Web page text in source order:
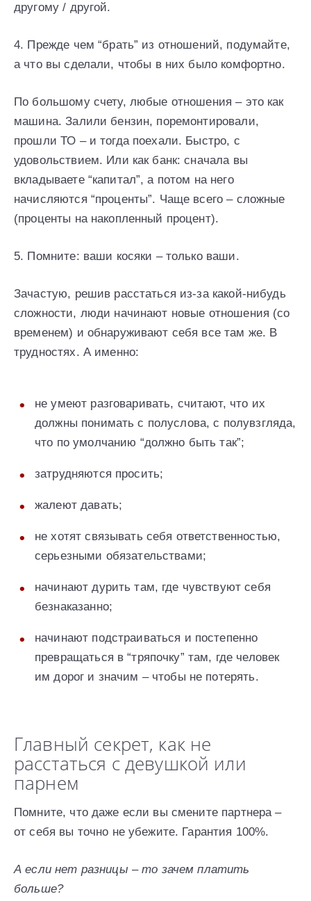
другому / другой.
4. Прежде чем “брать” из отношений, подумайте,
а что вы сделали, чтобы в них было комфортно.
По большому счету, любые отношения – это как
машина. Залили бензин, поремонтировали,
прошли ТО – и тогда поехали. Быстро, с
удовольствием. Или как банк: сначала вы
вкладываете “капитал”, а потом на него
начисляются “проценты”. Чаще всего – сложные
(проценты на накопленный процент).
5. Помните: ваши косяки – только ваши.
Зачастую, решив расстаться из-за какой-нибудь
сложности, люди начинают новые отношения (со
временем) и обнаруживают себя все там же. В
трудностях. А именно:
не умеют разговаривать, считают, что их
должны понимать с полуслова, с полувзгляда,
что по умолчанию “должно быть так”;
затрудняются просить;
жалеют давать;
не хотят связывать себя ответственностью,
серьезными обязательствами;
начинают дурить там, где чувствуют себя
безнаказанно;
начинают подстраиваться и постепенно
превращаться в “тряпочку” там, где человек
им дорог и значим – чтобы не потерять.
Главный секрет, как не
расстаться с девушкой или
парнем
Помните, что даже если вы смените партнера –
от себя вы точно не убежите. Гарантия 100%.
А если нет разницы – то зачем платить
больше?